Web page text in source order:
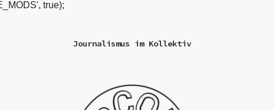
true);
Journalismus im Kollektiv